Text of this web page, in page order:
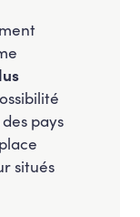
pays
situés